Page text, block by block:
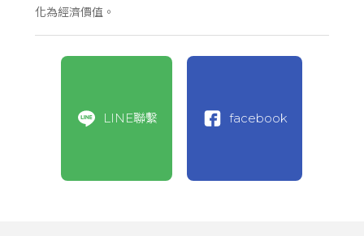
化為經濟價值。
LINE聯繫 facebook